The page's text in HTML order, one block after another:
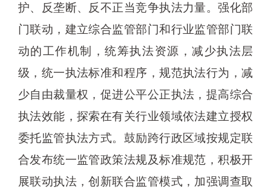
护、反垄断、反不正当竞争执法力量。强化部
门联动，建立综合监管部门和行业监管部门联
动的工作机制，统筹执法资源，减少执法层
级，统一执法标准和程序，规范执法行为，减
少自由裁量权，促进公平公正执法，提高综合
执法效能，探索在有关行业领域依法建立授权
委托监管执法方式。鼓励跨行政区域按规定联
合发布统一监管政策法规及标准规范，积极开
展联动执法，创新联合监管模式，加强调查取